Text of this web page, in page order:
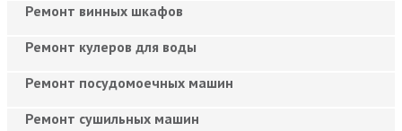
Ремонт винных шкафов
Ремонт кулеров для воды
Ремонт посудомоечных машин
Ремонт сушильных машин